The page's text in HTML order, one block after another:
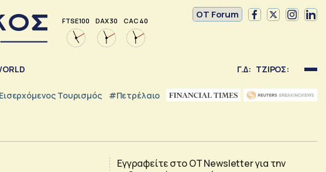
FTSE 100 DAX 30 CAC 40
OT Forum
Γ.Δ: ΤΖΙΡΟΣ:
Τουρισμός #Πετρέλαιο
Εγγραφείτε στο OT Newsletter για την